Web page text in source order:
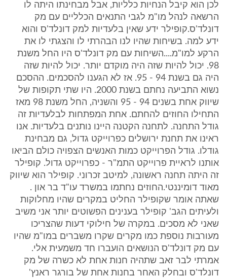
לכן הוא קיבל הנחיות כלליות, אבל מבחינתו היתה לו
הרשאה לנהל מו"מ לגבי התנאים הכלליים עם מק
דונלד'ס.קופילר ידע שאין בלעדיות למק דונלד'ס והוא
ידע למה. בשיחות שהיו לנו הבהרתי לו והצגתי לו את
הרקע למו"מ....השיחות עם מק דונלד'ס היו החל משנת
98. יכול להיות שזה היה מוקדם יותר. יכול להיות שזה
היה גם בשנת 94 - 95. אז לא הגענו להסכמים. ההסכם
נשוא התביעה נחתם בשנת 2000. היו שתי תקופות של
שיווק אחת בשנים 94 - 95 והשניה, החל משנת 98 מאז
התחילו החוזים להחתם. אחת המפתחות לבלעדיות זה
גודל התחנה. לתחנה הקטנה היינו נותנים בלעדיות. אנו
ראינו את תחנת ירושלים כפרוייקט גדול, גם מבחינת
גודלו. גודל הפרוייקט כמות האנשים הצפויה כולם הביאו
אותנו לראיית פרוייקט התמ"ר - כפרוייקט גדול. קופילר
זה היתה תחנה ראשונה, למיטב זכרוני. קופילר הוא שיווק
מאוד דומיננטי.החוזים נחתמו במשרד עו"ד בר און .
שאתה אומר שקופילר החליט במקרים שהיו מחלוקות
ולעיתים הגב' קופילר בענינים הפשוטים יותר אני משיב
שאני לא מסכים. במקרה של חילוקי דעות שהצריכו
מעורבות נוספת כמו מקרים שקרו משברים במו"מ שהיו
עם מק דונלד'ס הנושאים הועברו חד משמעית אלי.
אמרתי לבר זאב שתהיה חנות אחת לא כשרה של מק
דונלד'ס ובחלק האחר בחנות אחת של בורגר ראנץ'